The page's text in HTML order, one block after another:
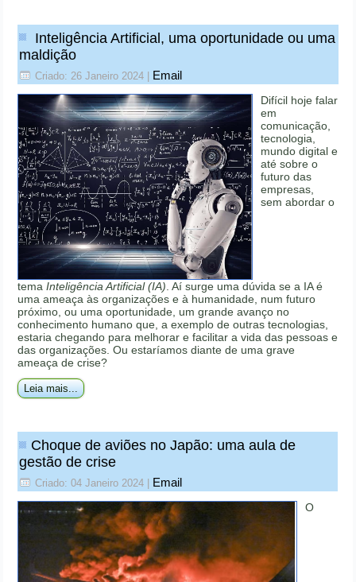
Inteligência Artificial, uma oportunidade ou uma
maldição
Criado: 26 Janeiro 2024 | Email
Difícil hoje falar
em
comunicação,
tecnologia,
mundo digital e
até sobre o
futuro das
empresas,
sem abordar o
temaInteligência Artificial (IA). Aí surge uma dúvida se a IA é
uma ameaça às organizações e à humanidade, num futuro
próximo, ou uma oportunidade, um grande avanço no
conhecimento humano que, a exemplo de outras tecnologias,
estaria chegando para melhorar e facilitar a vida das pessoas e
das organizações. Ou estaríamos diante de uma grave
ameaça de crise?
Leia mais...
Choque de aviões no Japão: uma aula de
gestão de crise
Criado: 04 Janeiro 2024 Email
O